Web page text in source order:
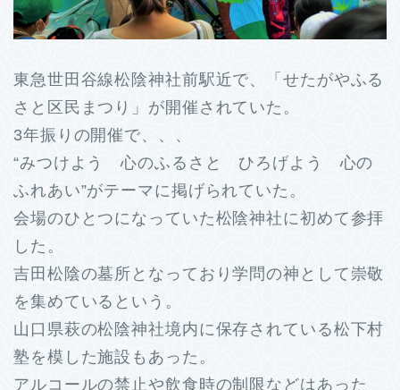
東急世田谷線松陰神社前駅近で、「せたがやふる
さと区民まつり」が開催されていた。
3年振りの開催で、、、
“みつけよう 心のふるさと ひろげよう 心の
ふれあい”がテーマに掲げられていた。
会場のひとつになっていた松陰神社に初めて参拝
した。
吉田松陰の墓所となっており学問の神として崇敬
を集めているという。
山口県萩の松陰神社境内に保存されている松下村
塾を模した施設もあった。
アルコールの禁止や飲食時の制限などはあった